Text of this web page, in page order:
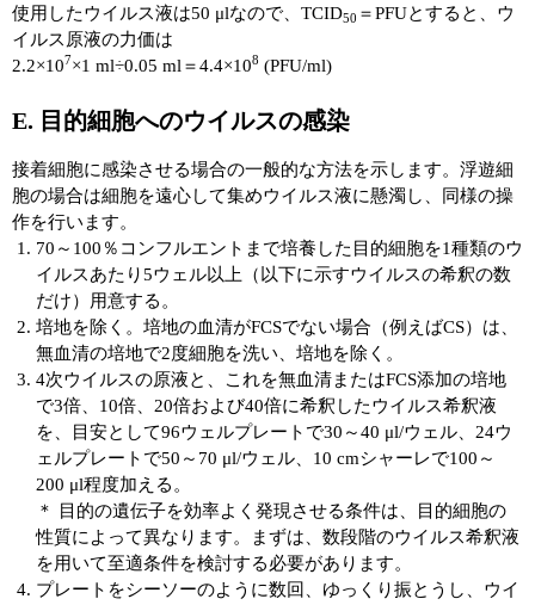
使用したウイルス液は50 μlなので、TCID50 ＝PFUとすると、ウ
イルス原液の力価は
2.2×107×1 ml÷0.05 ml＝4.4×108 (PFU/ml)
E. 目的細胞へのウイルスの感染
接着細胞に感染させる場合の一般的な方法を示します。浮遊細
胞の場合は細胞を遠心して集めウイルス液に懸濁し、同様の操
作を行います。
70～100％コンフルエントまで培養した目的細胞を1種類のウ
イルスあたり5ウェル以上（以下に示すウイルスの希釈の数
だけ）用意する。
培地を除く。培地の血清がFCSでない場合（例えばCS）は、
無血清の培地で2度細胞を洗い、培地を除く。
4次ウイルスの原液と、これを無血清またはFCS添加の培地
で3倍、10倍、20倍および40倍に希釈したウイルス希釈液
を、目安として96ウェルプレートで30～40 μl/ウェル、24ウ
ェルプレートで50～70 μl/ウェル、10 cmシャーレで100～
200 μl程度加える。
＊ 目的の遺伝子を効率よく発現させる条件は、目的細胞の
性質によって異なります。まずは、数段階のウイルス希釈液
を用いて至適条件を検討する必要があります。
プレートをシーソーのように数回、ゆっくり振とうし、ウイ